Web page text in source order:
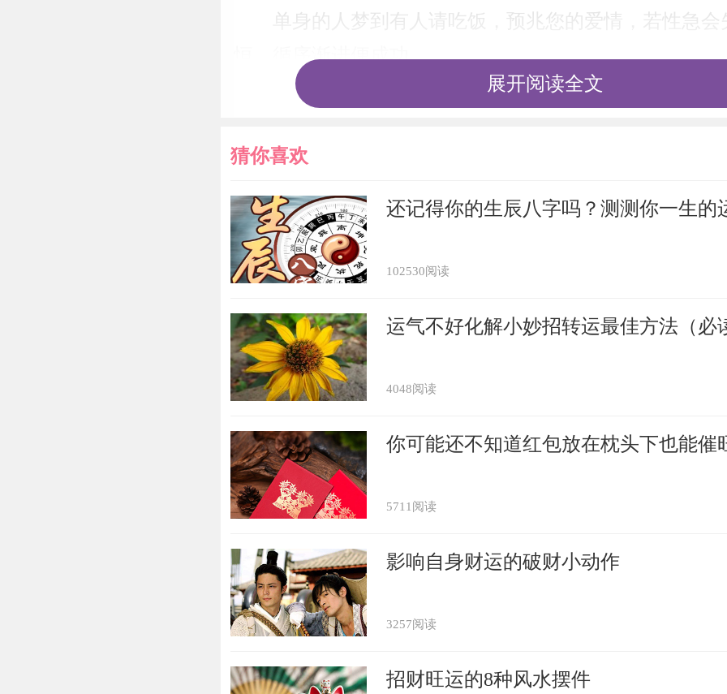
单身的人梦到有人请吃饭，预兆您的爱情，若性急
恒，循序渐进便成功。
病人梦到有人请吃饭，主运势，不佳。阻塞障碍多
不要悲观自暴自弃，守得云开见月明。
求职者梦见别人请我吃饭，预兆求职运势一般，不
不过有可能遇到态度较强硬的招聘方，火药味有点浓。
梦见别人请我吃饭，预示着你在现实中多做点善事
事，有可能获得酬劳钱，但也有可能会受到奉承和欺骗
说，饥饿的人梦见食物，表明梦者邪气犯胃，要注意身体
展开阅读全文
猜你喜欢
还记得你的生辰八字吗？测测你一生的
102530阅读
运气不好化解小妙招转运最佳方法（必
4048阅读
你可能还不知道红包放在枕头下也能催
5711阅读
影响自身财运的破财小动作
3257阅读
招财旺运的8种风水摆件